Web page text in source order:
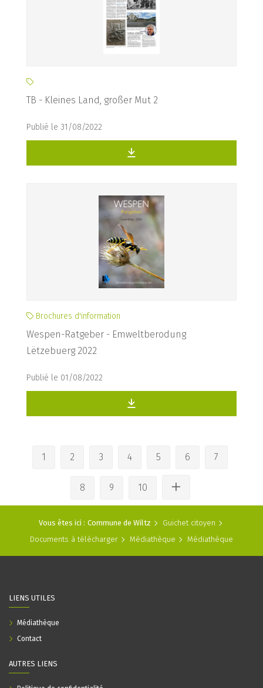
TB - Kleines Land, großer Mut 2
Publié le 31/08/2022
Brochures d'information
Wespen-Ratgeber - Emweltberodung
Lëtzebuerg 2022
Publié le 01/08/2022
1 2 3 4 5 6 7
8 9 10
Vous êtes ici : Commune de Wiltz
Guichet citoyen
Documents à télécharger
Médiathèque Médiathèque
LIENS UTILES
Médiathèque
Contact
AUTRES LIENS